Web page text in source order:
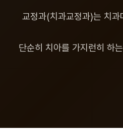
교정과(치과교정과)는 치과
단순히 치아를 가지런히 하